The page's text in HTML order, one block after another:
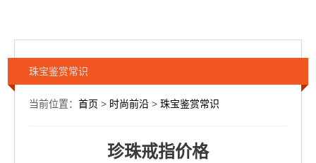
珠宝鉴赏常识
当前位置： 首页 > 时尚前沿 > 珠宝鉴赏常识
珍珠戒指价格